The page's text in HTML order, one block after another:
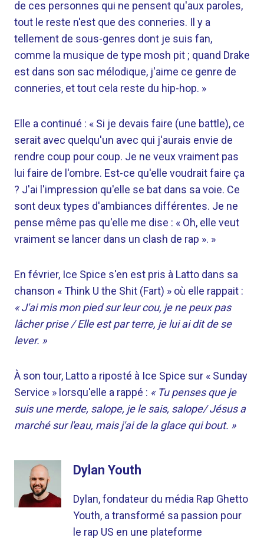
de ces personnes qui ne pensent qu'aux paroles,
tout le reste n'est que des conneries. Il y a
tellement de sous-genres dont je suis fan,
comme la musique de type mosh pit ; quand Drake
est dans son sac mélodique, j'aime ce genre de
conneries, et tout cela reste du hip-hop. »
Elle a continué : « Si je devais faire (une battle), ce
serait avec quelqu'un avec qui j'aurais envie de
rendre coup pour coup. Je ne veux vraiment pas
lui faire de l'ombre. Est-ce qu'elle voudrait faire ça
? J'ai l'impression qu'elle se bat dans sa voie. Ce
sont deux types d'ambiances différentes. Je ne
pense même pas qu'elle me dise : « Oh, elle veut
vraiment se lancer dans un clash de rap ». »
En février, Ice Spice s'en est pris à Latto dans sa
chanson « Think U the Shit (Fart) » où elle rappait :
« J'ai mis mon pied sur leur cou, je ne peux pas
lâcher prise / Elle est par terre, je lui ai dit de se
lever. »
À son tour, Latto a riposté à Ice Spice sur « Sunday
Service » lorsqu'elle a rappé : « Tu penses que je
suis une merde, salope, je le sais, salope/ Jésus a
marché sur l'eau, mais j'ai de la glace qui bout. »
Dylan Youth
Dylan, fondateur du média Rap Ghetto
Youth, a transformé sa passion pour
le rap US en une plateforme